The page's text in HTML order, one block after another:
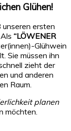
Glühen!
ersten
“LÖWENER
Glühwein
Sie müssen ihn
zieht der
und anderen
Raum.
planen
möchten.